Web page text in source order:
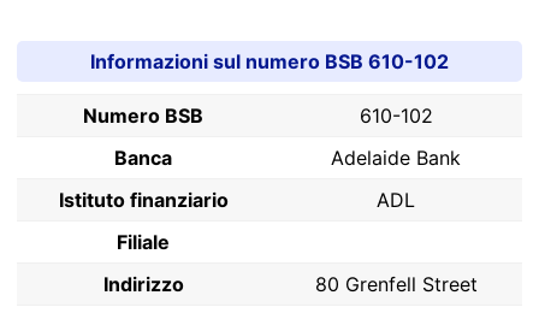
Informazioni sul numero BSB 610-102
Numero BSB
610-102
Banca
Adelaide Bank
Istituto finanziario
ADL
Filiale
Indirizzo
80 Grenfell Street